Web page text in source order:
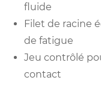
fluide
Filet de racine
de fatigue
Jeu contrôlé
contact